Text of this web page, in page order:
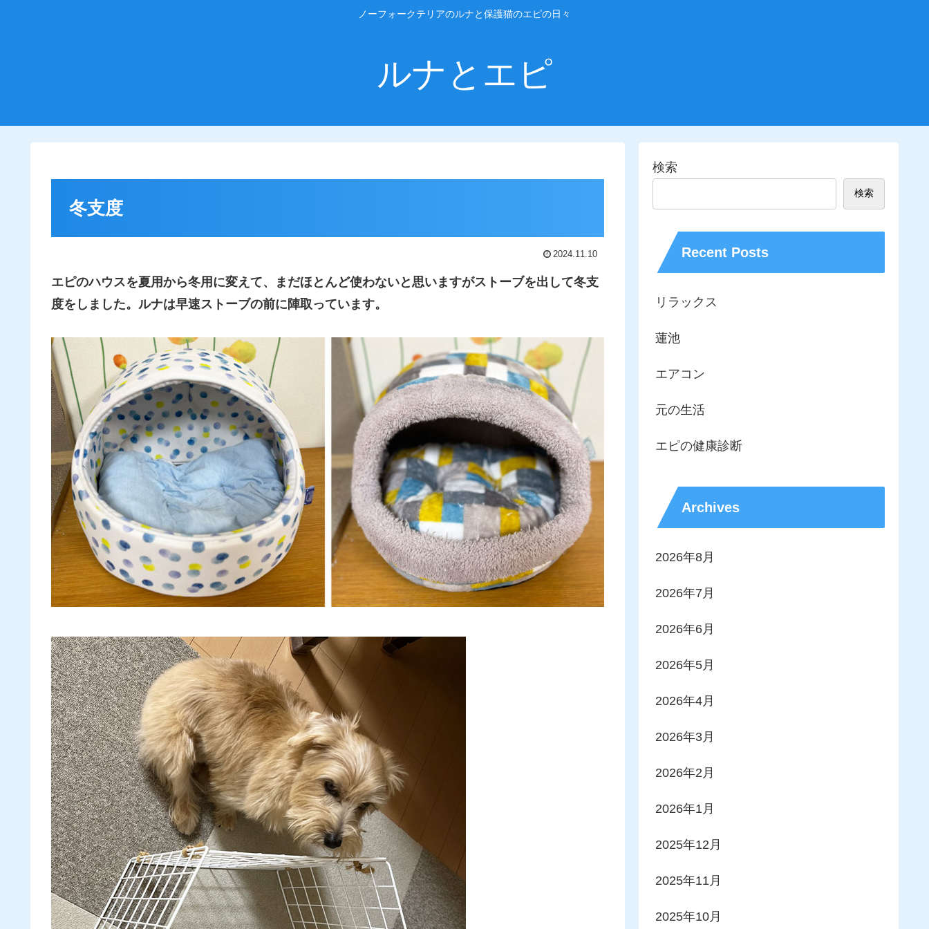
ノーフォークテリアのルナと保護猫のエピの日々
ルナとエピ
冬支度
2024.11.10
エピのハウスを夏用から冬用に変えて、まだほとんど使わないと思いますがストーブを出して冬支
度をしました。 ルナは早速ストーブの前に陣取っています。
検索
検索
Recent Posts
リラックス
蓮池
エアコン
元の生活
エピの健康診断
Archives
2026年8月
2026年7月
2026年6月
2026年5月
2026年4月
2026年3月
2026年2月
2026年1月
2025年12月
2025年11月
2025年10月